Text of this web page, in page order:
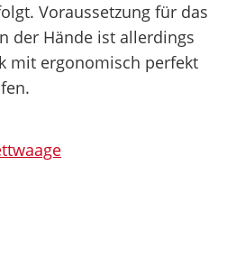
Voraussetzung für das
der Hände ist allerdings
mit ergonomisch perfekt